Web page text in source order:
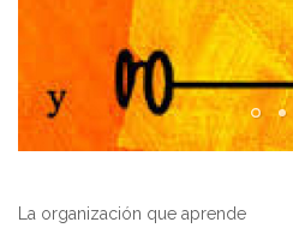
La organización que aprende